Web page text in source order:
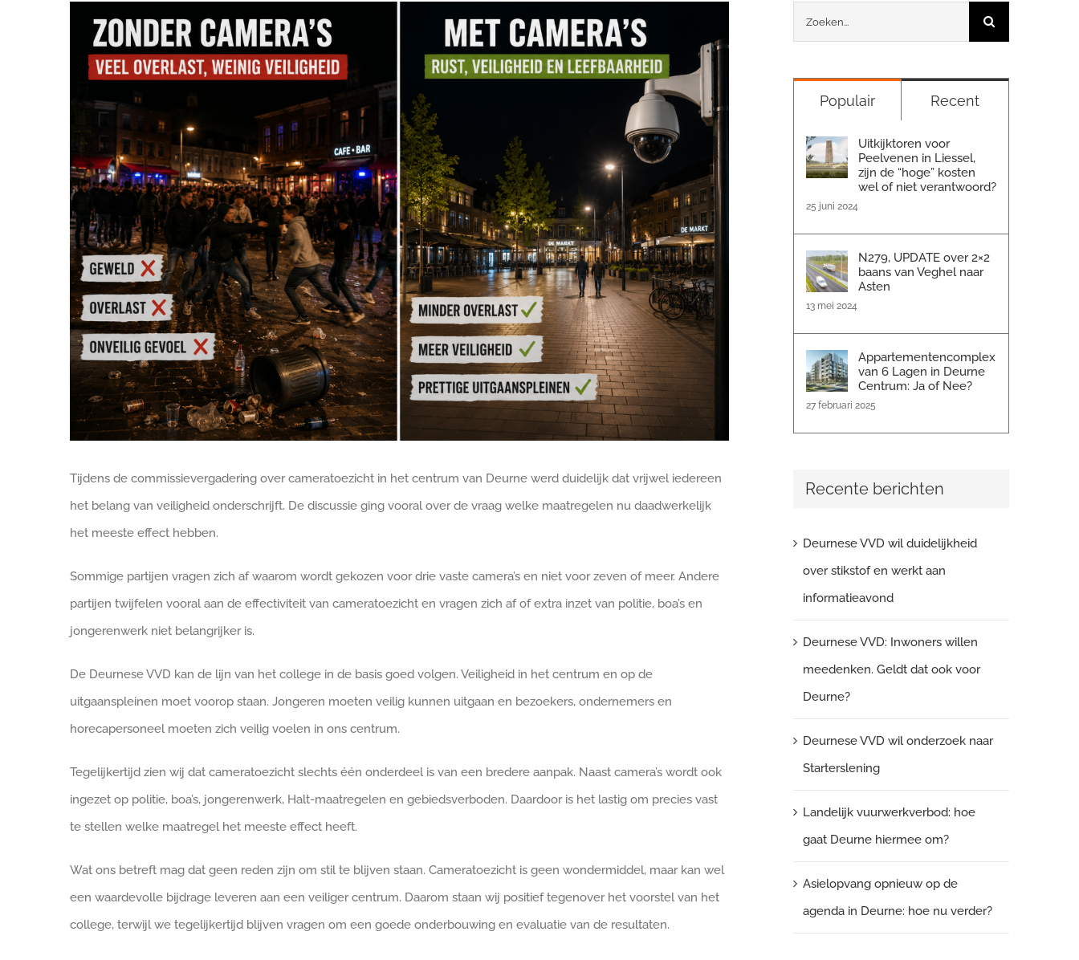
grotere
afbeelding
Tijdens de commissievergadering over cameratoezicht in het centrum van Deurne werd duidelijk dat vrijwel iedereen
het belang van veiligheid onderschrijft. De discussie ging vooral over de vraag welke maatregelen nu daadwerkelijk
het meeste effect hebben.
Sommige partijen vragen zich af waarom wordt gekozen voor drie vaste camera’s en niet voor zeven of meer. Andere
partijen twijfelen vooral aan de effectiviteit van cameratoezicht en vragen zich af of extra inzet van politie, boa’s en
jongerenwerk niet belangrijker is.
De Deurnese VVD kan de lijn van het college in de basis goed volgen. Veiligheid in het centrum en op de
uitgaanspleinen moet voorop staan. Jongeren moeten veilig kunnen uitgaan en bezoekers, ondernemers en
horecapersoneel moeten zich veilig voelen in ons centrum.
Tegelijkertijd zien wij dat cameratoezicht slechts één onderdeel is van een bredere aanpak. Naast camera’s wordt ook
ingezet op politie, boa’s, jongerenwerk, Halt-maatregelen en gebiedsverboden. Daardoor is het lastig om precies vast
te stellen welke maatregel het meeste effect heeft.
Wat ons betreft mag dat geen reden zijn om stil te blijven staan. Cameratoezicht is geen wondermiddel, maar kan wel
een waardevolle bijdrage leveren aan een veiliger centrum. Daarom staan wij positief tegenover het voorstel van het
college, terwijl we tegelijkertijd blijven vragen om een goede onderbouwing en evaluatie van de resultaten.
Zoeken
naar:
Populair Recent
Uitkijktoren voor
Peelvenen in Liessel,
zijn de “hoge” kosten
wel of niet verantwoord?
25 juni 2024
N279, UPDATE over 2×2
baans van Veghel naar
Asten
13 mei 2024
Appartementencomplex
van 6 Lagen in Deurne
Centrum: Ja of Nee?
27 februari 2025
Recente berichten
Deurnese VVD wil duidelijkheid
over stikstof en werkt aan
informatieavond
Deurnese VVD: Inwoners willen
meedenken. Geldt dat ook voor
Deurne?
Deurnese VVD wil onderzoek naar
Starterslening
Landelijk vuurwerkverbod: hoe
gaat Deurne hiermee om?
Asielopvang opnieuw op de
agenda in Deurne: hoe nu verder?